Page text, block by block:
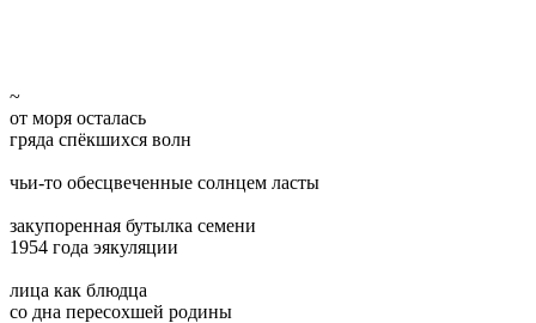
~
от моря осталась
гряда спёкшихся волн
чьи-то обесцвеченные солнцем ласты
закупоренная бутылка семени
1954 года эякуляции
лица как блюдца
со дна пересохшей родины